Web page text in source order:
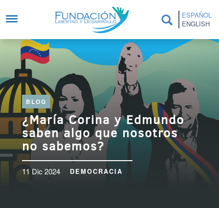
ESPAÑOL
ENGLISH
BLOG
¿María Corina y Edmundo
saben algo que nosotros
no sabemos?
11 Dic 2024 DEMOCRACIA